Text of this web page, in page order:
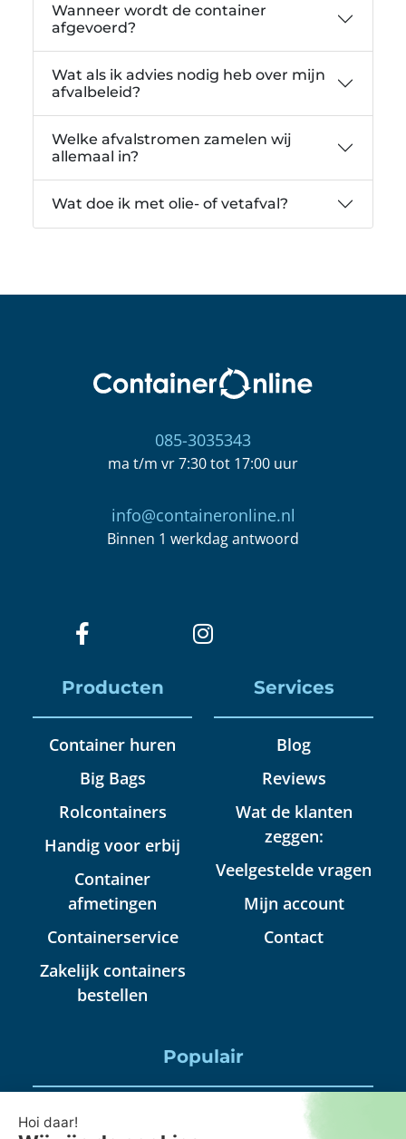
Wanneer wordt de container
afgevoerd?
Wat als ik advies nodig heb over mijn
afvalbeleid?
Welke afvalstromen zamelen wij
allemaal in?
Wat doe ik met olie- of vetafval?
085-3035343
ma t/m vr 7:30 tot 17:00 uur
info@containeronline.nl
Binnen 1 werkdag antwoord
Producten
Container huren
Big Bags
Rolcontainers
Handig voor erbij
Container
afmetingen
Containerservice
Zakelijk containers
bestellen
Services
Blog
Reviews
Wat de klanten
zeggen:
Veelgestelde vragen
Mijn account
Contact
Populair